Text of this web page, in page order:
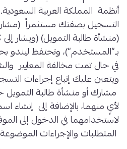
أنظمة المملكة العربية
التسجيل بصفتك مستثمراً
(منشأة طالبة التمويل) (ويشار إلى
بـ”المستخدم“)، وتحتفظ
في حال تمت مخالفة المعايير
ويتعين عليك إتباع إجراءات
مشارك أو منشأة طالبة
لأيٍ منهما، بالإضافة إلى
لاستخدامهما في الدخول إلى
المتطلبات والإجراءات